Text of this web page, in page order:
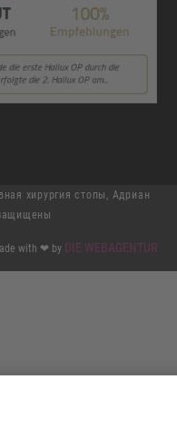
хирургия стопы, Адриан
with ❤ by DIE WEBAGENTUR